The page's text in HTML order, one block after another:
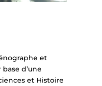
et
d’une
et Histoire